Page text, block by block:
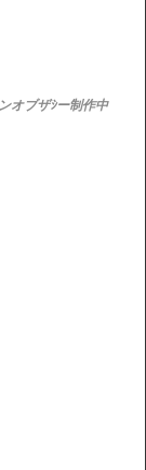
オブザｼー制作中